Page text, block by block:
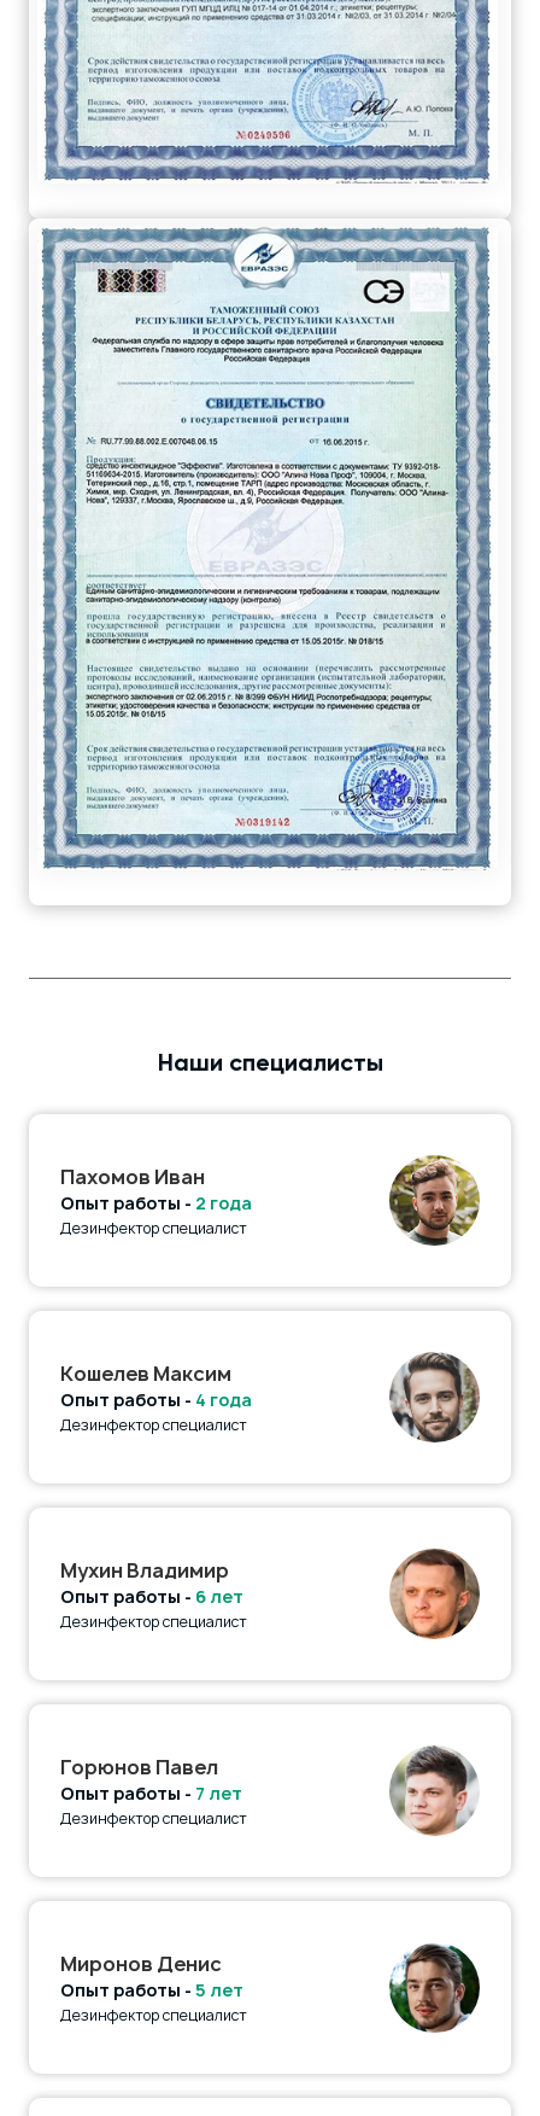
Наши специалисты
Пахомов Иван
Опыт работы - 2 года
Дезинфектор специалист
Кошелев Максим
Опыт работы - 4 года
Дезинфектор специалист
Мухин Владимир
Опыт работы - 6 лет
Дезинфектор специалист
Горюнов Павел
Опыт работы - 7 лет
Дезинфектор специалист
Миронов Денис
Опыт работы - 5 лет
Дезинфектор специалист